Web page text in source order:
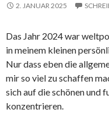
2. JANUAR 2025
Das Jahr 2024 war
in meinem kleinen
Nur dass eben die
mir so viel zu schaffen
sich auf die schönen und
konzentrieren.